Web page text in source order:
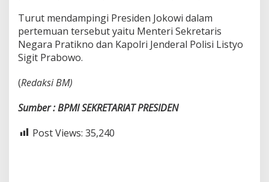
Turut mendampingi Presiden Jokowi dalam
pertemuan tersebut yaitu Menteri Sekretaris
Negara Pratikno dan Kapolri Jenderal Polisi Listyo
Sigit Prabowo.
(Redaksi BM)
Sumber : BPMI SEKRETARIAT PRESIDEN
Post Views: 35,240